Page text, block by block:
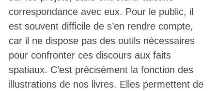
correspondance avec eux. Pour le public, il
est souvent difficile de s’en rendre compte,
car il ne dispose pas des outils nécessaires
pour confronter ces discours aux faits
spatiaux. C’est précisément la fonction des
illustrations de nos livres. Elles permettent de